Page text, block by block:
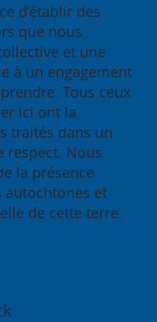
d’établir des
que nous
et une
à un engagement
Tous ceux
ici ont la
traités dans un
respect. Nous
la présence
autochtones et
de cette terre.